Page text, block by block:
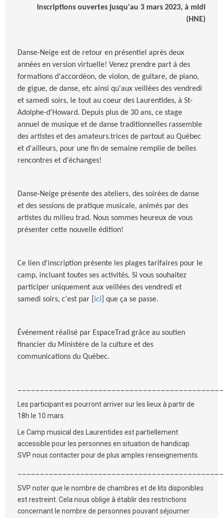
Inscriptions ouvertes jusqu'au 3 mars 2023, à midi
(HNE)
Danse-Neige est de retour en présentiel après deux
années en version virtuelle! Venez prendre part à des
formations d'accordéon, de violon, de guitare, de piano,
de gigue, de danse, etc ainsi qu'aux veillées des vendredi
et samedi soirs, le tout au coeur des Laurentides, à St-
Adolphe-d'Howard. Depuis plus de 30 ans, ce stage
annuel de musique et de danse traditionnelles rassemble
des artistes et des amateurs.trices de partout au Québec
et d'ailleurs, pour une fin de semaine remplie de belles
rencontres et d'échanges!
Danse-Neige présente des ateliers, des soirées de danse
et des sessions de pratique musicale, animés par des
artistes du milieu trad. Nous sommes heureux de vous
présenter cette nouvelle édition!
Ce lien d'inscription présente les plages tarifaires pour le
camp, incluant toutes ses activités. Si vous souhaitez
participer uniquement aux veillées des vendredi et
samedi soirs, c'est par [ ici ] que ça se passe.
Événement réalisé par EspaceTrad grâce au soutien
financier du Ministère de la culture et des
communications du Québec.
Les participant·es pourront arriver sur les lieux à partir de
18h le 10 mars.
Le Camp musical des Laurentides est partiellement
accessible pour les personnes en situation de handicap.
SVP nous contacter pour de plus amples renseignements.
SVP noter que le nombre de chambres et de lits disponibles
est restreint. Cela nous oblige à établir des restrictions
concernant le nombre de personnes pouvant séjourner